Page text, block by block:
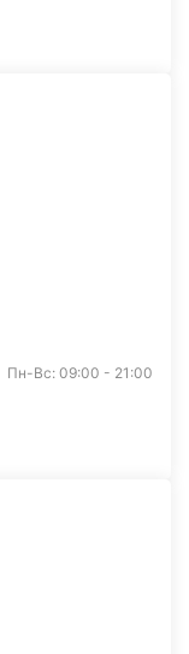
Пн-Вс: 09:00 - 21:00